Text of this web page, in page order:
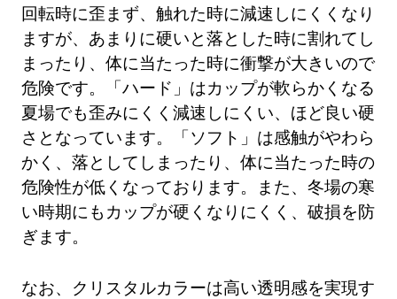
回転時に歪まず、触れた時に減速しにくくなり
ますが、あまりに硬いと落とした時に割れてし
まったり、体に当たった時に衝撃が大きいので
危険です。「ハード」はカップが軟らかくなる
夏場でも歪みにくく減速しにくい、ほど良い硬
さとなっています。「ソフト」は感触がやわら
かく、落としてしまったり、体に当たった時の
危険性が低くなっております。また、冬場の寒
い時期にもカップが硬くなりにくく、破損を防
ぎます。
なお、クリスタルカラーは高い透明感を実現す